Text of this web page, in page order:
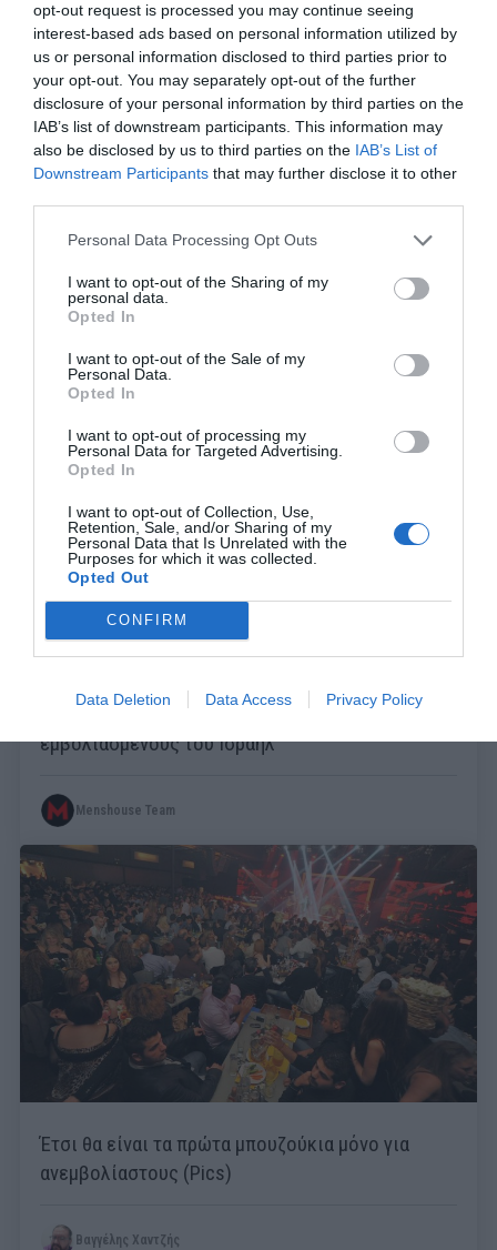
opt-out request is processed you may continue seeing
interest-based ads based on personal information utilized by
us or personal information disclosed to third parties prior to
your opt-out. You may separately opt-out of the further
disclosure of your personal information by third parties on the
IAB’s list of downstream participants. This information may
also be disclosed by us to third parties on the IAB’s List of
Downstream Participants that may further disclose it to other
Personal Data Processing Opt Outs
I want to opt-out of the Sharing of my
personal data.
Opted In
I want to opt-out of the Sale of my
Personal Data.
Opted In
I want to opt-out of processing my
Personal Data for Targeted Advertising.
Opted In
I want to opt-out of Collection, Use,
Retention, Sale, and/or Sharing of my
Personal Data that Is Unrelated with the
Purposes for which it was collected.
Opted Out
CONFIRM
Data Deletion Data Access Privacy Policy
Μην «πυροβολείτε» τους ανεμβολίαστους…
Δημήτρης Πετρίδης
Στη νο1 χώρα σε εμβολιασμούς:
που αποκαλύπτουν το μεγάλο ψέμα με τους
εμβολιασμένους του Ισραήλ
Menshouse Team
Έτσι θα είναι τα πρώτα μπουζούκια μόνο για
ανεμβολίαστους (Pics)
Βαγγέλης Χαντζής